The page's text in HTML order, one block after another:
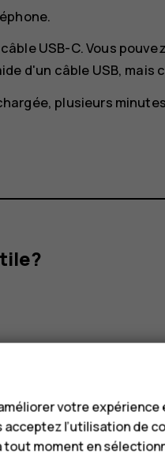
USB-C. Vous
d'un câble USB, mais
plusieurs
votre expérience
l’utilisation de
tout moment en